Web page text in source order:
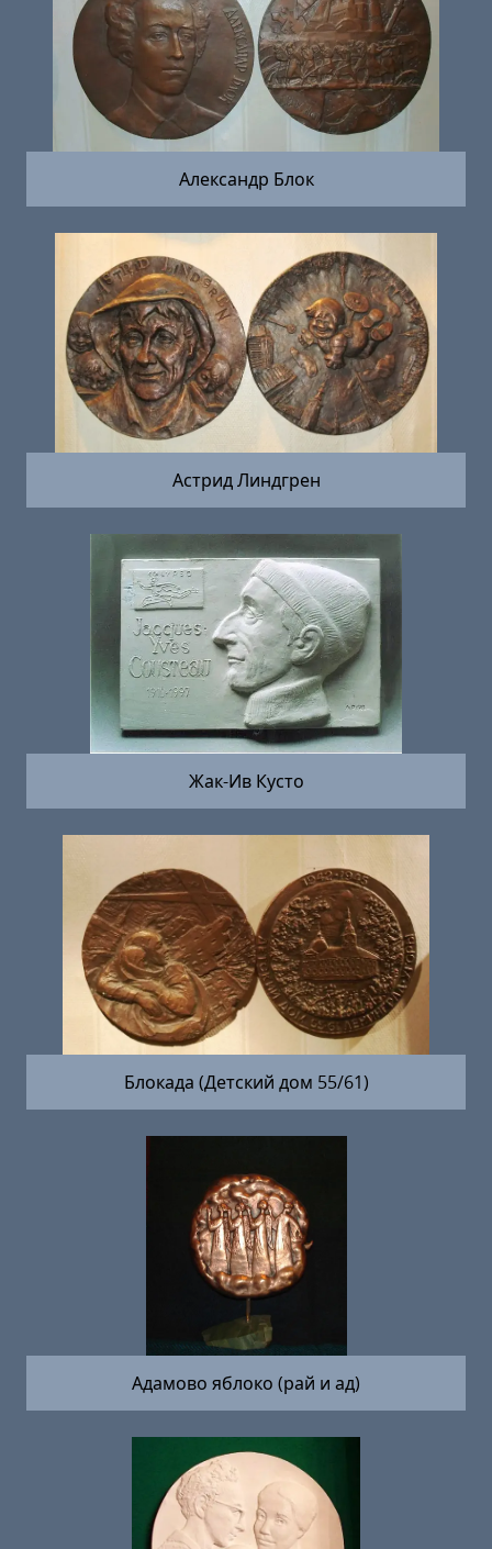
Александр Блок
Астрид Линдгрен
Жак-Ив Кусто
Блокада (Детский дом 55/61)
Адамово яблоко (рай и ад)